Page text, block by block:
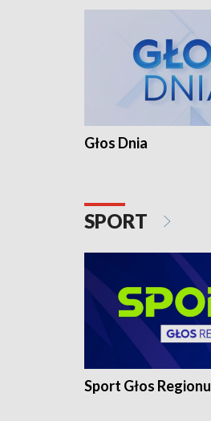
Głos Dnia
SPORT
Sport Głos Regionu